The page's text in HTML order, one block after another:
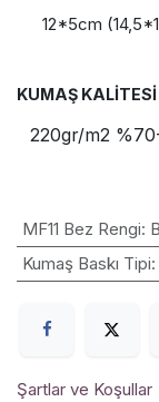
12*5cm
KUMAŞ KALITESI
MF11 Bez Rengi:
Kumaş Baskı Tipi:
Şartlar ve Koşullar